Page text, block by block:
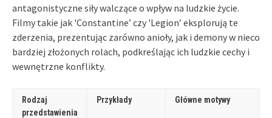
antagonistyczne siły walczące o wpływ na ludzkie życie.
Filmy takie jak 'Constantine’ czy 'Legion’ eksplorują te
zderzenia, prezentując zarówno anioły, jak i demony w nieco
bardziej złożonych rolach, podkreślając ich ludzkie cechy i
wewnętrzne konflikty.
Rodzaj
przedstawienia
Przykłady Główne motywy